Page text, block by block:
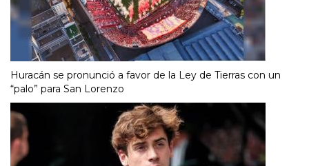
Huracán se pronunció a favor de la Ley de Tierras con un
“palo” para San Lorenzo